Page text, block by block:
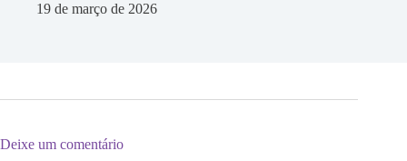
19 de março de 2026
Deixe um comentário